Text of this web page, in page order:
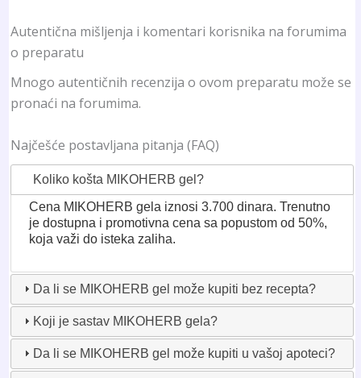
Autentična mišljenja i komentari korisnika na forumima
o preparatu
Mnogo autentičnih recenzija o ovom preparatu može se
pronaći na forumima.
Najčešće postavljana pitanja (FAQ)
Koliko košta MIKOHERB gel?
Cena MIKOHERB gela iznosi 3.700 dinara. Trenutno
je dostupna i promotivna cena sa popustom od 50%,
koja važi do isteka zaliha.
Da li se MIKOHERB gel može kupiti bez recepta?
Koji je sastav MIKOHERB gela?
Da li se MIKOHERB gel može kupiti u vašoj apoteci?